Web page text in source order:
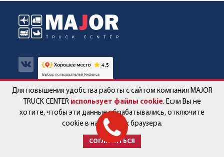
Авто в наличии
Спецпредложения
Контакты
Работа в компании
Новости
Для повышения удобства работы с сайтом компания MAJOR
TRUCK CENTER использует файлы cookie. Если Вы не
хотите, чтобы эти данные обрабатывались, отключите
cookie в настройках браузера.
СОГЛАСИТЬСЯ